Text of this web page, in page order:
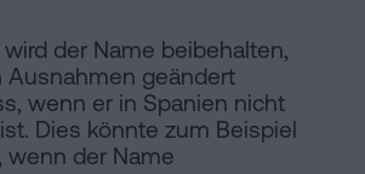
wird der Name beibehalten,
Ausnahmen geändert
wenn er in Spanien nicht
Dies könnte zum Beispiel
wenn der Name